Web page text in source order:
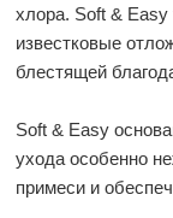
хлора. Soft &
известковые
блестящей
Soft & Easy
ухода особенно
примеси и